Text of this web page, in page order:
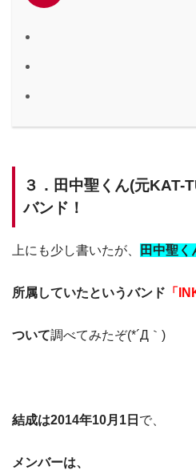
３．田中聖くん(元KAT-
バンド！
上にも少し書いたが、 田中聖く
所属していたというバンド 「
ついて調べてみたぞ(*´Д｀)
結成は2014年10月1日 で、
メンバーは、